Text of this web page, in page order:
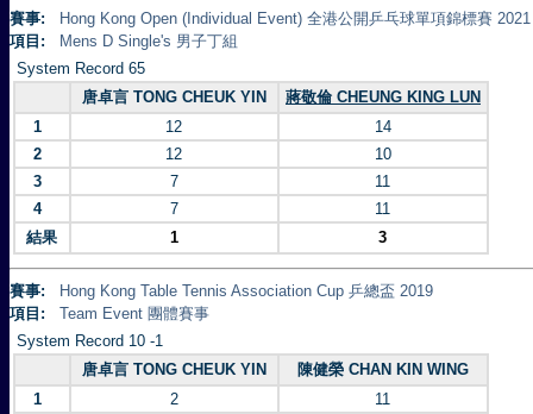
賽事:
Hong Kong Open (Individual Event) 全港公開乒乓球單項錦標賽 2021
項目:
Mens D Single's 男子丁組
System Record 65
唐卓言 TONG CHEUK YIN
蔣敬倫 CHEUNG KING LUN
1
12
14
2
12
10
3
7
11
4
7
11
結果
1 3
賽事:
Hong Kong Table Tennis Association Cup 乒總盃 2019
項目:
Team Event 團體賽事
System Record 10 -1
唐卓言 TONG CHEUK YIN
陳健榮 CHAN KIN WING
1
2
11